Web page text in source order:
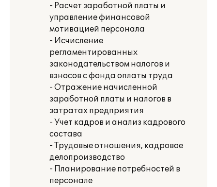
- Расчет заработной платы и
управление финансовой
мотивацией персонала
- Исчисление
регламентированных
законодательством налогов и
взносов с фонда оплаты труда
- Отражение начисленной
заработной платы и налогов в
затратах предприятия
- Учет кадров и анализ кадрового
состава
- Трудовые отношения, кадровое
делопроизводство
- Планирование потребностей в
персонале